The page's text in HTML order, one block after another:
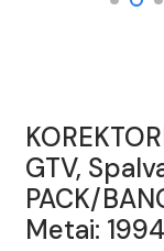
GTV,
PACK/
Metai: